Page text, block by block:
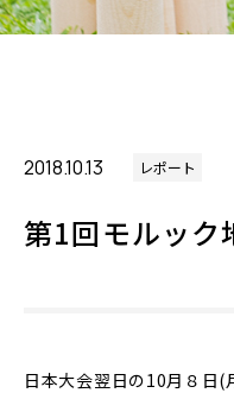
2018.10.13 レポート
第1回モルッ
日本大会翌日の10月８日